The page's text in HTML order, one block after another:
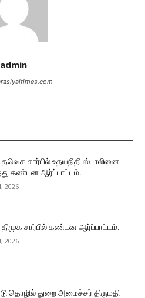
admin
தவெக சார்பில் உதயநிதி ஸ்டாலினை
கண்டன ஆர்ப்பாட்டம்.
2026
திமுக சார்பில் கண்டன ஆர்ப்பாட்டம்.
2026
தொழில் துறை அமைச்சர் திருமதி